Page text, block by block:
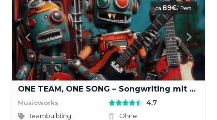
ca.89€/ Pers.
ONE TEAM, ONE SONG – Songwriting mit KI und echten Instrumenten
Musicworks 4,7
Teambuilding
Ohne